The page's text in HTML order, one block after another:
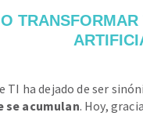
TI ha dejado de ser
se acumulan. Hoy,